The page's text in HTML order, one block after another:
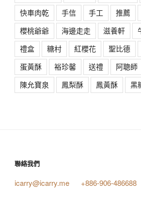
快車肉乾
手信 手工 推薦
櫻桃爺爺
海邊走走 滋養軒
禮盒
糖村 紅櫻花 聖比德
蛋黃酥
裕珍馨 送禮 阿聰師
陳允寶泉
鳳梨酥 鳳黃酥 黑
聯絡我們
icarry@icarry.me +886-906-486688